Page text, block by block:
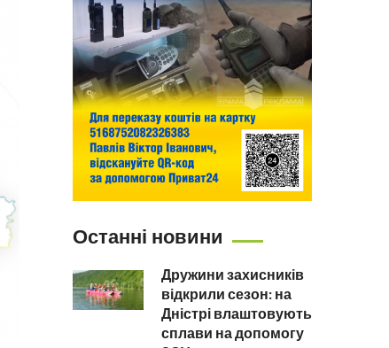
Останні новини
Дружини захисників
відкрили сезон: на
Дністрі влаштовують
сплави на допомогу